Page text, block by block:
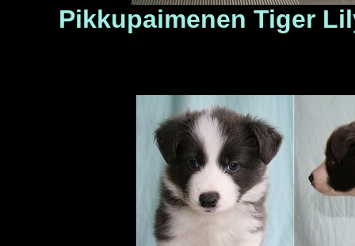
Pikkupaimenen Tiger